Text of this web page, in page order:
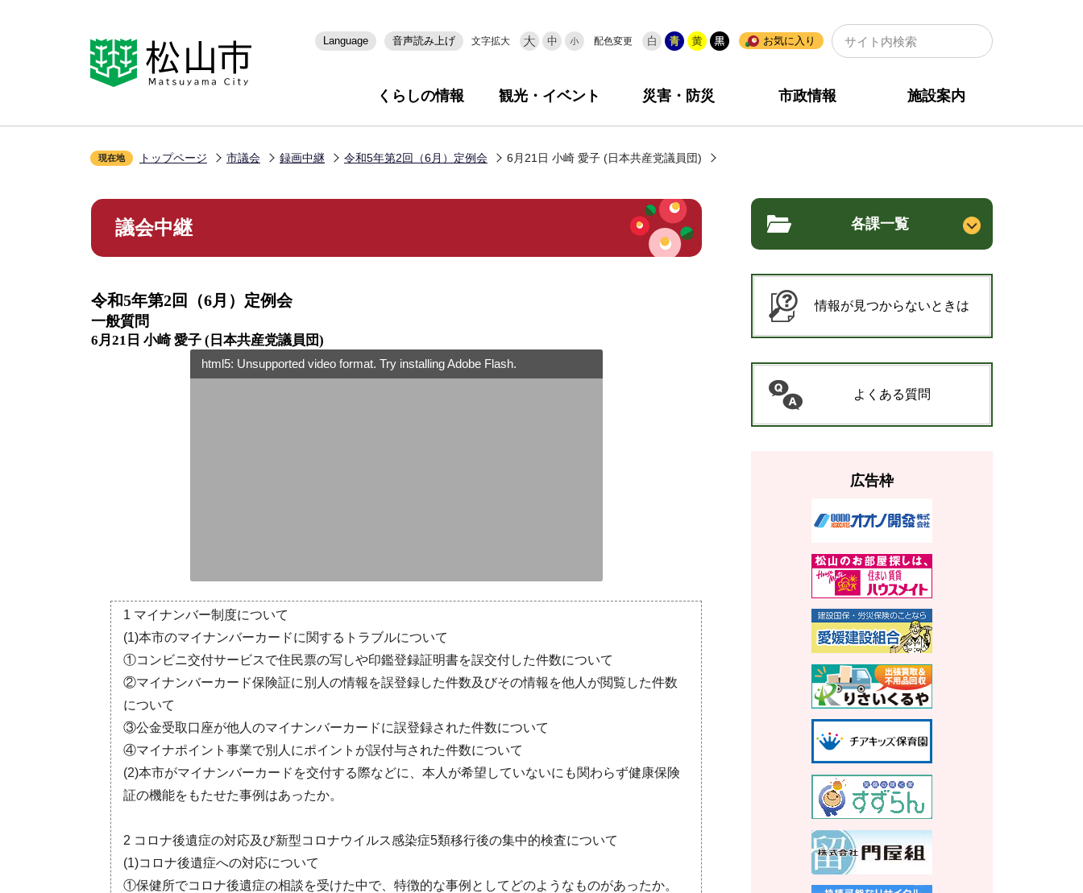
頭
Language 音声読み上げ 文字拡大 配色変更 お気に入り
くらしの情報 観光・イベント 災害・防災 市政情報 施設案内
現在地 トップページ 市議会 録画中継 令和5年第2回（6月）定例会 6月21日 小崎 愛子 (日本共産党議員団)
本
こ
ら
議会中継
令和5年第2回（6月）定例会
一般質問
6月21日 小崎 愛子 (日本共産党議員団)
html5: Unsupported video format. Try installing Adobe Flash.
1 マイナンバー制度について
(1)本市のマイナンバーカードに関するトラブルについて
①コンビニ交付サービスで住民票の写しや印鑑登録証明書を誤交付した件数について
②マイナンバーカード保険証に別人の情報を誤登録した件数及びその情報を他人が閲覧した件数
について
③公金受取口座が他人のマイナンバーカードに誤登録された件数について
④マイナポイント事業で別人にポイントが誤付与された件数について
(2)本市がマイナンバーカードを交付する際などに、本人が希望していないにも関わらず健康保険
証の機能をもたせた事例はあったか。
2 コロナ後遺症の対応及び新型コロナウイルス感染症5類移行後の集中的検査について
(1)コロナ後遺症への対応について
①保健所でコロナ後遺症の相談を受けた中で、特徴的な事例としてどのようなものがあったか。
各課一覧
情報が見つからないときは
よくある質問
広告枠